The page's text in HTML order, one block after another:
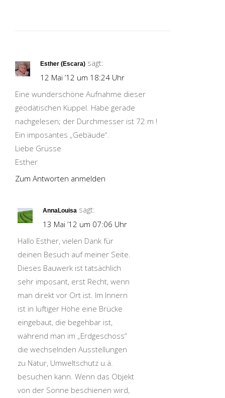
Esther (Escara) sagt:
12 Mai ’12 um 18:24 Uhr
Eine wunderschöne Aufnahme dieser
geodätischen Kuppel. Habe gerade
nachgelesen; der Durchmesser ist 72 m !
Ein imposantes „Gebäude“.
Liebe Grüsse
Esther
Zum Antworten anmelden
AnnaLouisa sagt:
13 Mai ’12 um 07:06 Uhr
Hallo Esther, vielen Dank für
deinen Besuch auf meiner Seite.
Dieses Bauwerk ist tatsächlich
sehr imposant, erst Recht, wenn
man direkt vor Ort ist. Im Innern
ist in luftiger Höhe eine Brücke
eingebaut, die begehbar ist,
während man im „Erdgeschoss“
die wechselnden Ausstellungen
zu Natur, Umweltschutz u.ä.
besuchen kann. Wenn das Objekt
von der Sonne beschienen wird,